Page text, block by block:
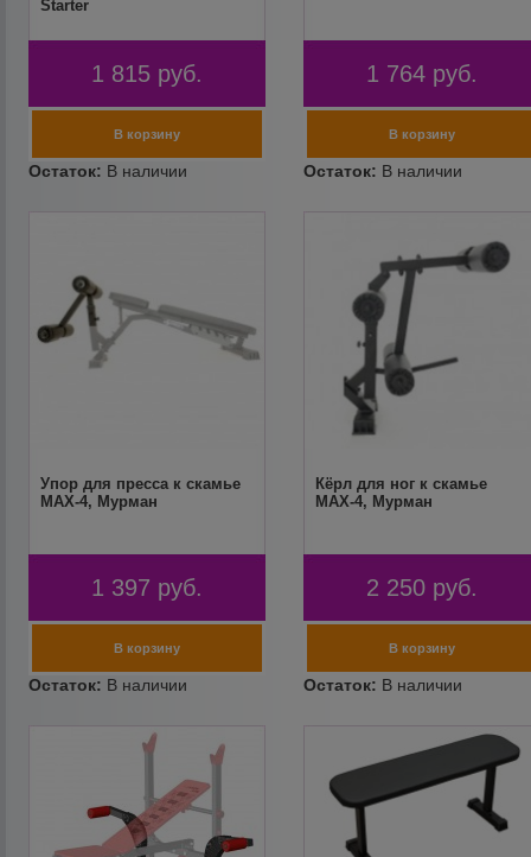
Starter
1 815 руб. 1 764 руб.
Упор для пресса к скамье
MAX-4, Мурман
1 397 руб.
Кёрл для ног к скамье
MAX-4, Мурман
2 250 руб.